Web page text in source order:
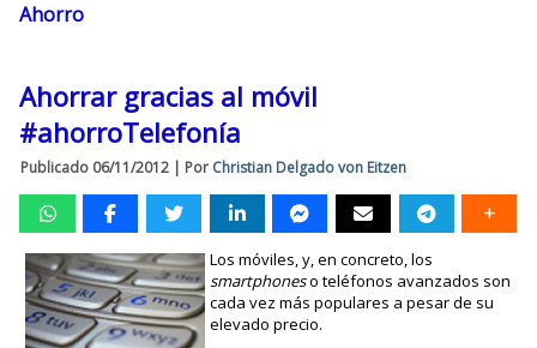
Ahorro
Ahorrar gracias al móvil
#ahorroTelefonía
Publicado 06/11/2012 | Por Christian Delgado von Eitzen
Los móviles, y, en concreto, los
smartphoneso teléfonos avanzados son
cada vez más populares a pesar de su
elevado precio.